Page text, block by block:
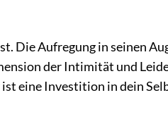
Die Aufregung in seinen
der Intimität und
eine Investition in dein